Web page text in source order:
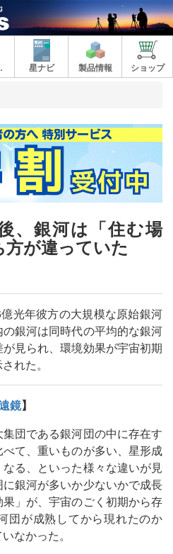
星ナビ 製品情報 ショップ
、銀河は「住む場
が違っていた
光年彼方の大規模な原始銀河
銀河は同時代の平均的な銀河
見られ、環境効果が宇宙初期
れた。
鏡】
団である銀河団の中に存在す
て、重いものが多い、星形成
る、といった様々な違いが見
銀河が多いか少ないかで成長
」が、宇宙のごく初期から存
団が成熟してから現れたのか
なかった。